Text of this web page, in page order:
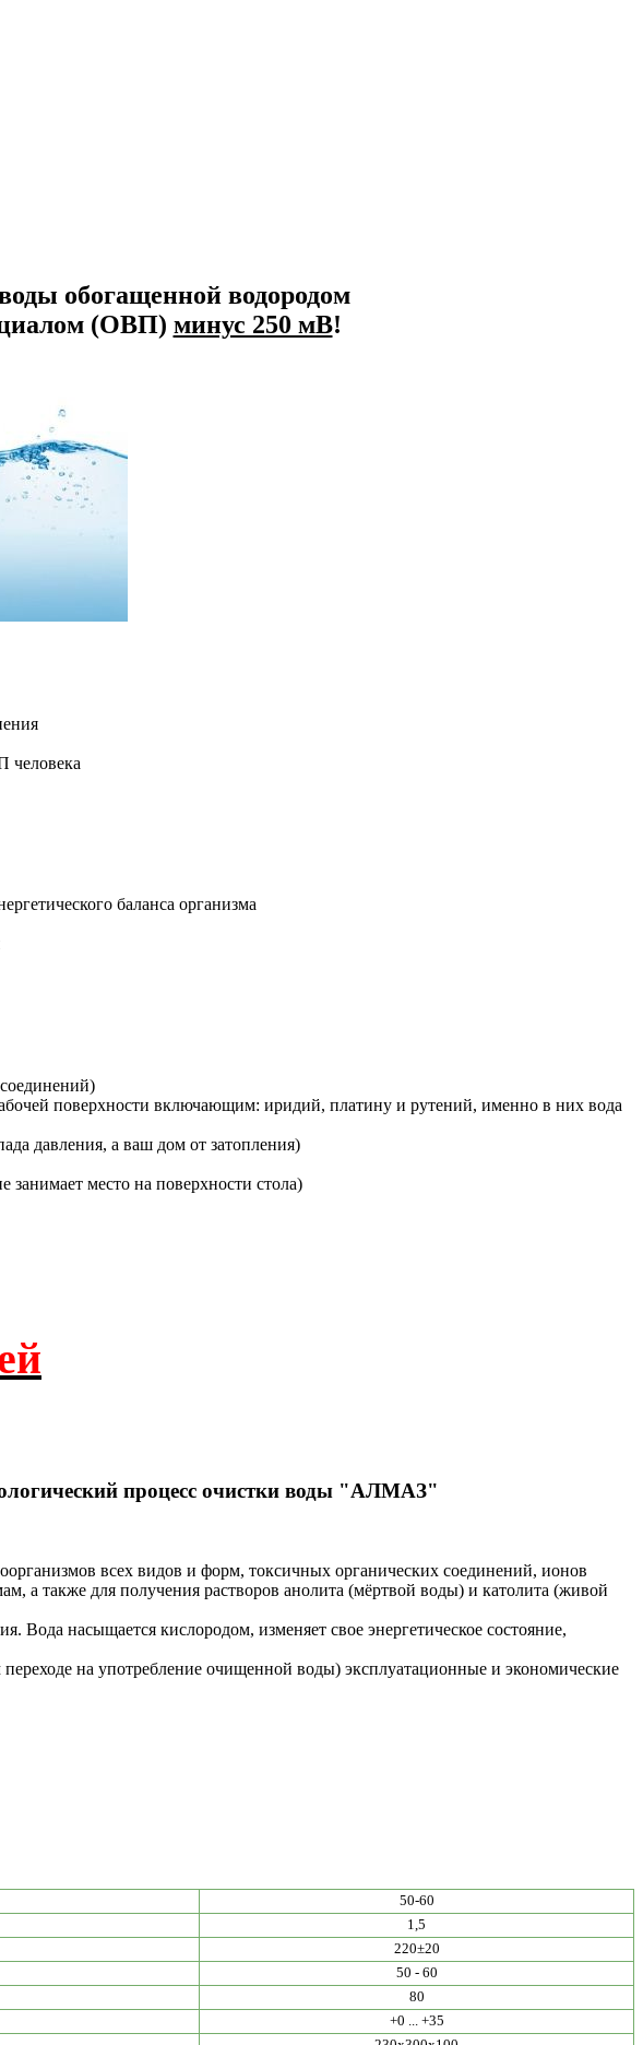
обогащенной водородом
(ОВП) минус 250 мВ!
человека
баланса организма
поверхности включающим: иридий, платину и рутений, именно в них вода
давления, а ваш дом от затопления)
место на поверхности стола)
процесс очистки воды "АЛМАЗ"
всех видов и форм, токсичных органических соединений, ионов
а также для получения растворов анолита (мёртвой воды) и католита (живой
Вода насыщается кислородом, изменяет свое энергетическое состояние,
на употребление очищенной воды) эксплуатационные и экономические
50-60
1,5
220±20
50 - 60
80
+0 ... +35